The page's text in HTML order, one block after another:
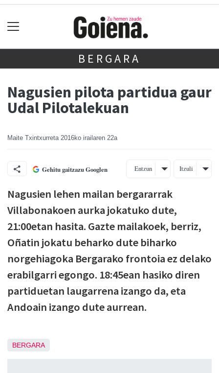
BERGARA
Nagusien pilota partidua gaur
Udal Pilotalekuan
Maite Txintxurreta 2016ko irailaren 22a
Gehitu gaitzazu Googlen Entzun Itzuli
Nagusien lehen mailan bergararrak
Villabonakoen aurka jokatuko dute,
21:00etan hasita. Gazte mailakoek, berriz,
Oñatin jokatu beharko dute biharko
norgehiagoka Bergarako frontoia ez delako
erabilgarri egongo. 18:45ean hasiko diren
partiduetan laugarrena izango da, eta
Andoain izango dute aurrean.
BERGARA